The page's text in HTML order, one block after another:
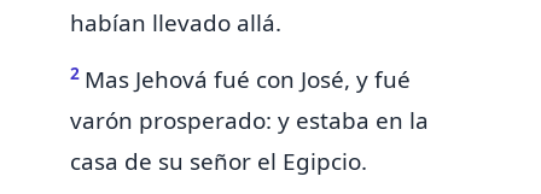
habían llevado allá.
2 Mas Jehová fué con José, y fué
varón prosperado: y estaba en la
casa de su señor el Egipcio.